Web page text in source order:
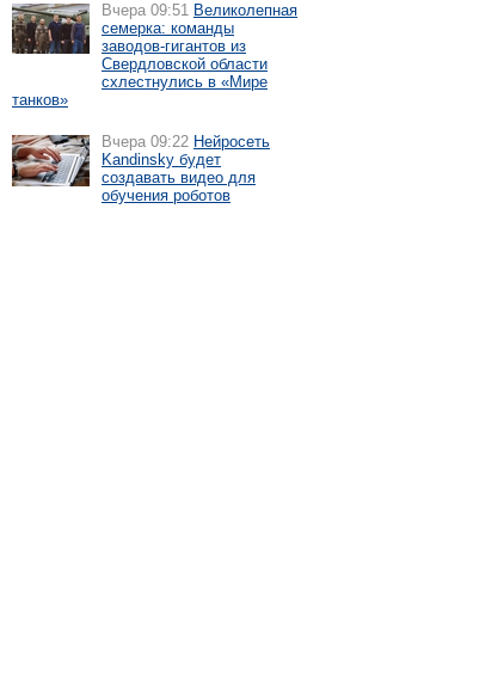
Вчера 09:51 Великолепная
семерка: команды
заводов-гигантов из
Свердловской области
схлестнулись в «Мире
танков»
Вчера 09:22 Нейросеть
Kandinsky будет
создавать видео для
обучения роботов